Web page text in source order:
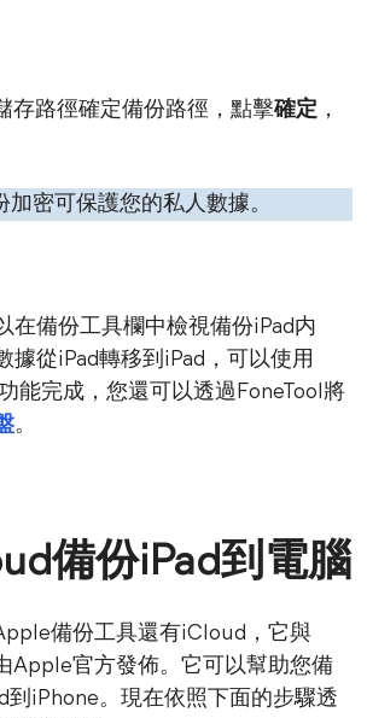
存路徑確定備份路徑，點擊確定 ，
加密可保護您的私人數據。
在備份工具欄中檢視備份iPad内
據從iPad轉移到iPad，可以使用
能完成，您還可以透過FoneTool將
。
備份iPad到電腦
備份工具還有iCloud，它與
Apple官方發佈。它可以幫助您備
到iPhone。現在依照下面的步驟透